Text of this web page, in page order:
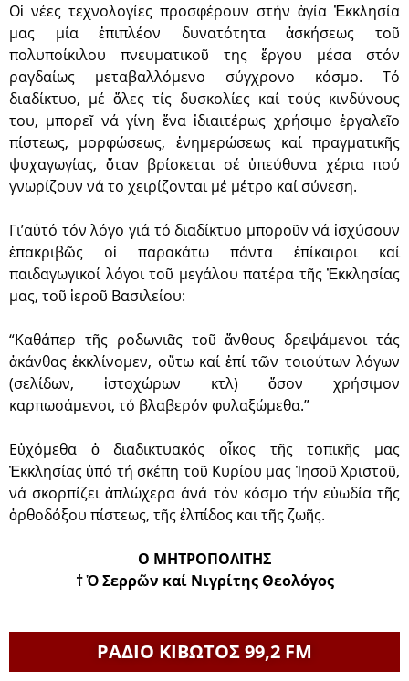
Οἱ νέες τεχνολογίες προσφέρουν στήν ἁγία Ἐκκλησία
μας μία ἐπιπλέον δυνατότητα ἀσκήσεως τοῦ
πολυποίκιλου πνευματικοῦ της ἔργου μέσα στόν
ραγδαίως μεταβαλλόμενο σύγχρονο κόσμο. Τό
διαδίκτυο, μέ ὅλες τίς δυσκολίες καί τούς κινδύνους
του, μπορεῖ νά γίνη ἕνα ἰδιαιτέρως χρήσιμο ἐργαλεῖο
πίστεως, μορφώσεως, ἐνημερώσεως καί πραγματικῆς
ψυχαγωγίας, ὅταν βρίσκεται σέ ὑπεύθυνα χέρια πού
γνωρίζουν νά το χειρίζονται μέ μέτρο καί σύνεση.
Γι’αὐτό τόν λόγο γιά τό διαδίκτυο μποροῦν νά ἰσχύσουν
ἐπακριβῶς οἱ παρακάτω πάντα ἐπίκαιροι καί
παιδαγωγικοί λόγοι τοῦ μεγάλου πατέρα τῆς Ἐκκλησίας
μας, τοῦ ἱεροῦ Βασιλείου:
“Καθάπερ τῆς ροδωνιᾶς τοῦ ἄνθους δρεψάμενοι τάς
ἀκάνθας ἐκκλίνομεν, οὕτω καί ἐπί τῶν τοιούτων λόγων
(σελίδων, ἰστοχώρων κτλ) ὅσον χρήσιμον
καρπωσάμενοι, τό βλαβερόν φυλαξώμεθα.”
Εὐχόμεθα ὁ διαδικτυακός οἶκος τῆς τοπικῆς μας
Ἐκκλησίας ὑπό τή σκέπη τοῦ Κυρίου μας Ἰησοῦ Χριστοῦ,
νά σκορπίζει ἀπλώχερα άνά τόν κόσμο τήν εὐωδία τῆς
ὀρθοδόξου πίστεως, τῆς ἐλπίδος και τῆς ζωῆς.
Ο ΜΗΤΡΟΠΟΛΙΤΗΣ
† Ὁ Σερρῶν καί Νιγρίτης Θεολόγος
ΡΑΔΙΟ ΚΙΒΩΤΟΣ 99,2 FM